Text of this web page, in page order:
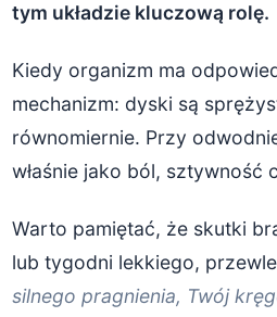
tym układzie kluczową rolę.
Kiedy organizm ma
mechanizm: dyski są
równomiernie. Przy
właśnie jako ból, sztywność
Warto pamiętać, że skutki
lub tygodni lekkiego,
silnego pragnienia, Twój